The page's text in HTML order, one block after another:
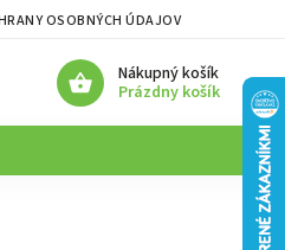
OSOBNÝCH ÚDAJOV
Nákupný košík
Prázdny košík